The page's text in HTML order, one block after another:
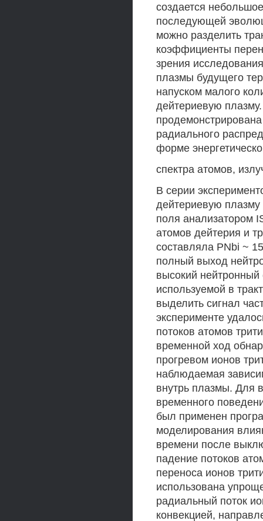
создается
последующей
можно разделить
коэффициенты
зрения
плазмы будущего
напуском малого
дейтериевую
радиального
форме
спектра атомов,
В серии
дейтериевую плазму
поля анализатором
атомов дейтерия и
составляла PNbi ~
полный выход
высокий
используемой в
выделить сигнал
эксперименте
потоков атомов
временной ход
прогревом ионов
наблюдаемая
внутрь плазмы. Для
временного
был применен
моделирования
времени после
падение потоков
переноса ионов
использована
радиальный поток
конвекцией,